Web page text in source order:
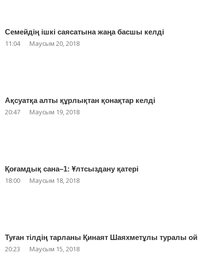
Семейдің ішкі саясатына жаңа басшы келді
11:04 Маусым 20, 2018
Ақсуатқа алты құрлықтан қонақтар келді
20:47 Маусым 19, 2018
Қоғамдық сана–1: Ұлтсыздану қатері
18:00 Маусым 18, 2018
Туған тілдің тарланы Қинаят Шаяхметұлы туралы ой
20:23 Маусым 15, 2018